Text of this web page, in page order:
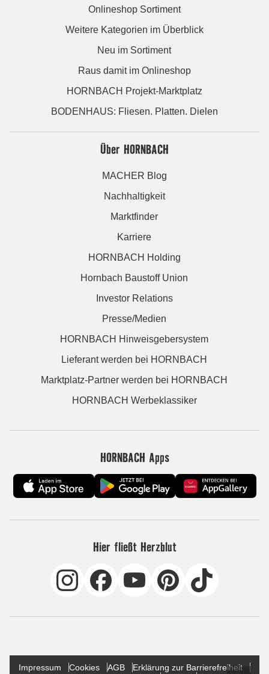
Onlineshop Sortiment
Weitere Kategorien im Überblick
Neu im Sortiment
Raus damit im Onlineshop
HORNBACH Projekt-Marktplatz
BODENHAUS: Fliesen. Platten. Dielen
Über HORNBACH
MACHER Blog
Nachhaltigkeit
Marktfinder
Karriere
HORNBACH Holding
Hornbach Baustoff Union
Investor Relations
Presse/Medien
HORNBACH Hinweisgebersystem
Lieferant werden bei HORNBACH
Marktplatz-Partner werden bei HORNBACH
HORNBACH Werbeklassiker
HORNBACH Apps
Hier fließt Herzblut
Impressum Cookies AGB
Erklärung zur Barrierefreiheit